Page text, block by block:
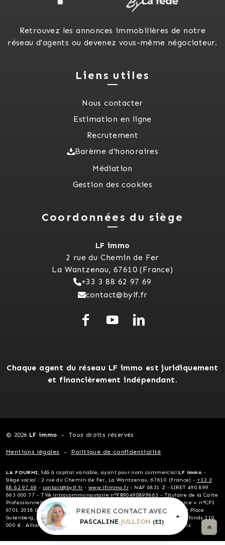
PRENDRE CONTACT AVEC
PASCALINE JULLION (EI)
Retrouvez les annonces immobilières de notre
réseau d'agents ou devenez vous-même négociateur.
Liens utiles
Nous contacter
Estimation en ligne
Recrutement
Barème d'honoraires
Médiation
Gestion des cookies
Coordonnées du siège
LF immo
2 rue du Chemin de Fer
La Wantzenau, 67610 (France)
+33 3 88 62 97 69
contact@bylf.fr
Chaque agent du réseau LF immo est juridiquement
et financièrement indépendant.
© 2026 LF immo Tous droits réservés
Mentions légales Politique de confidentialité
LA FOURMI, SAS à capital variable, ayant pour nom commercialLF immo -
Siège social : 2 rue du Chemin de Fer, La Wantzenau, 67610 (France) - +33 3
88 62 97 69 - contact@bylf.fr- www.lfimmo.fr- NAF 6831 Z - SIRET 490 899
663 000 77 - TVA intracommunautaire n°FR90490899663 - Titulaire de la Carte
Professionnelle « Transactions sur immeubles et fonds de commerce » n°CPI
6701 2018 000 024 124 délivrée par la CCI Alsace Eurométropole, 10 Place
Gutenberg, 67081 Strasbourg - Garantie financière non détention de fonds 110
000 € : Allianz - Assurance RCP Allianz, 1 cours Michelet, 92076 Paris